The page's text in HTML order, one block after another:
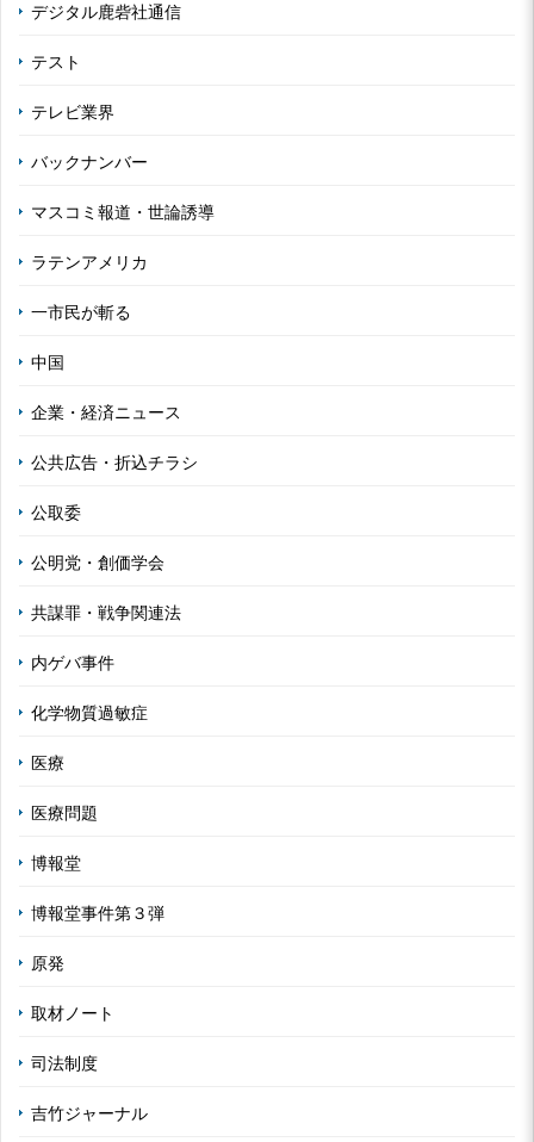
デジタル鹿砦社通信
テスト
テレビ業界
バックナンバー
マスコミ報道・世論誘導
ラテンアメリカ
一市民が斬る
中国
企業・経済ニュース
公共広告・折込チラシ
公取委
公明党・創価学会
共謀罪・戦争関連法
内ゲバ事件
化学物質過敏症
医療
医療問題
博報堂
博報堂事件第３弾
原発
取材ノート
司法制度
吉竹ジャーナル